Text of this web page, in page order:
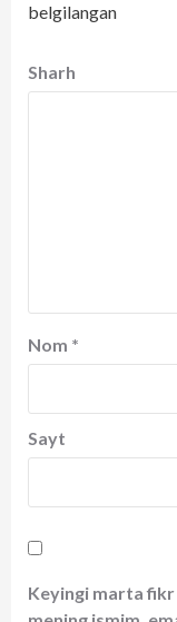
belgilangan
Sharh
Nom *
Sayt
Keyingi marta